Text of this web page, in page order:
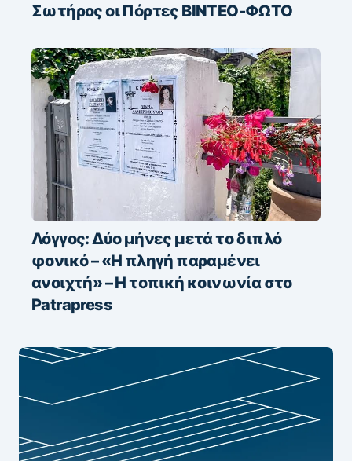
Σωτήρος οι Πόρτες ΒΙΝΤΕΟ-ΦΩΤΟ
Λόγγος: Δύο μήνες μετά το διπλό
φονικό – «H πληγή παραμένει
ανοιχτή» – Η τοπική κοινωνία στο
Patrapress